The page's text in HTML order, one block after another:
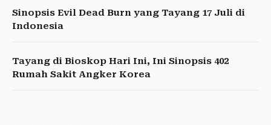
Sinopsis Evil Dead Burn yang Tayang 17 Juli di
Indonesia
Tayang di Bioskop Hari Ini, Ini Sinopsis 402
Rumah Sakit Angker Korea